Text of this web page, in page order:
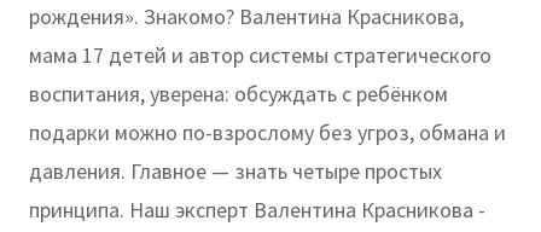
рождения». Знакомо? Валентина Красникова,
мама 17 детей и автор системы стратегического
воспитания, уверена: обсуждать с ребёнком
подарки можно по-взрослому без угроз, обмана и
давления. Главное — знать четыре простых
принципа. Наш эксперт Валентина Красникова -